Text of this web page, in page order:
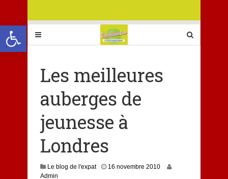
Ouvrir la barre d’outils
Les meilleures
auberges de
jeunesse à
Londres
Le blog de l'expat
16 novembre 2010
Admin